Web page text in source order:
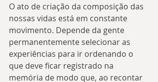
O ato de criação da composição das
nossas vidas está em constante
movimento. Depende da gente
permanentemente selecionar as
experiências para ir ordenando o
que deve ficar registrado na
memória de modo que, ao recontar